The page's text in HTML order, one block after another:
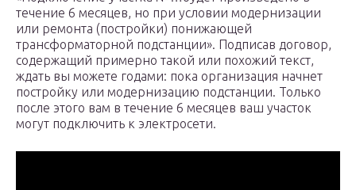
течение 6 месяцев, но при условии модернизации
или ремонта (постройки) понижающей
трансформаторной подстанции». Подписав договор,
содержащий примерно такой или похожий текст,
ждать вы можете годами: пока организация начнет
постройку или модернизацию подстанции. Только
после этого вам в течение 6 месяцев ваш участок
могут подключить к электросети.